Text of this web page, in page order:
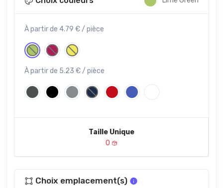
À partir de 4.79 € / pièce
À partir de 5.23 € / pièce
Taille Unique
0
Choix emplacement(s)